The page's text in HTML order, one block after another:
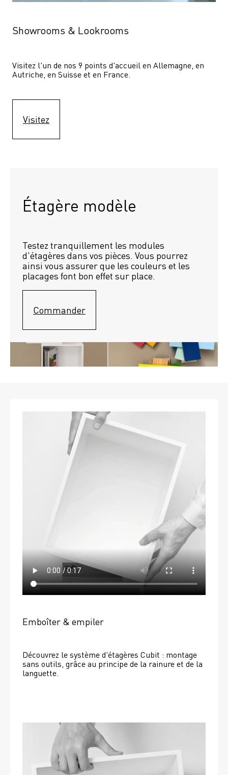
Showrooms & Lookrooms
Visitez l'un de nos 9 points d'accueil en Allemagne, en
Autriche, en Suisse et en France.
Visitez
Étagère modèle
Testez tranquillement les modules
d'étagères dans vos pièces. Vous pourrez
ainsi vous assurer que les couleurs et les
placages font bon effet sur place.
Commander
Emboîter & empiler
Découvrez le système d'étagères Cubit : montage
sans outils, grâce au principe de la rainure et de la
languette.